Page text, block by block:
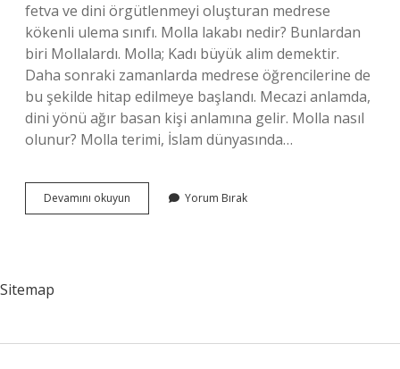
fetva ve dini örgütlenmeyi oluşturan medrese
kökenli ulema sınıfı. Molla lakabı nedir? Bunlardan
biri Mollalardı. Molla; Kadı büyük alim demektir.
Daha sonraki zamanlarda medrese öğrencilerine de
bu şekilde hitap edilmeye başlandı. Mecazi anlamda,
dini yönü ağır basan kişi anlamına gelir. Molla nasıl
olunur? Molla terimi, İslam dünyasında…
Devamını okuyun
Diye
Yorum Bırak
Sitemap